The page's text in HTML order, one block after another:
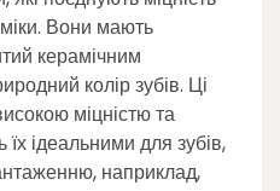
Вони мають
керамічним
колір зубів. Ці
міцністю та
ідеальними для зубів,
наприклад,